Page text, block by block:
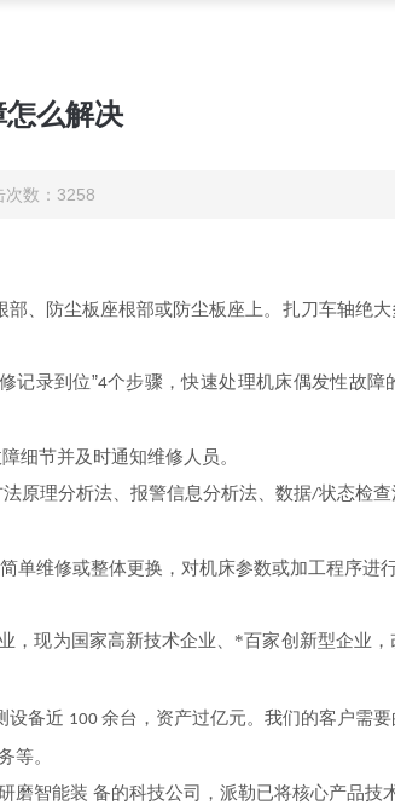
么解决
数：3258
、防尘板座根部或防尘板座上。扎刀车轴绝
记录到位”4个步骤，快速处理机床偶发性故障
细节并及时通知维修人员。
原理分析法、报警信息分析法、数据/状态检查
单维修或整体更换，对机床参数或加工程序进行
，现为国家高新技术企业、*百家创新型企业，
设备近 100 余台，资产过亿元。我们的客户需
等。
磨智能装 备的科技公司，派勒已将核心产品技